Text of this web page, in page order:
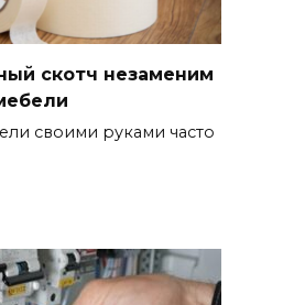
скотч незаменим
своими руками часто